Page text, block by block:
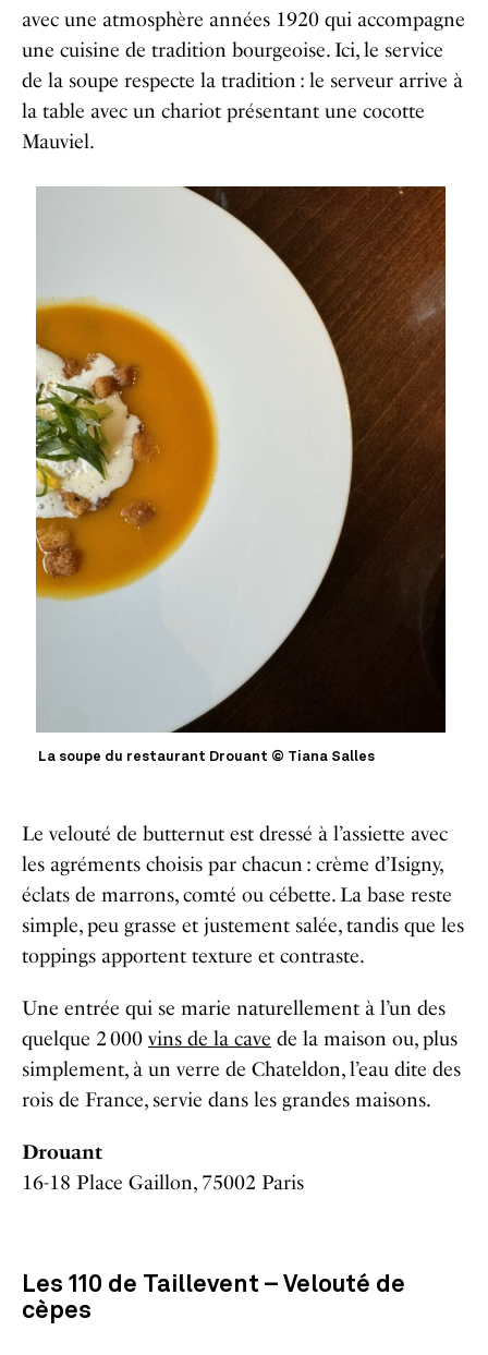
avec une atmosphère années 1920 qui accompagne
une cuisine de tradition bourgeoise. Ici, le service
de la soupe respecte la tradition : le serveur arrive à
la table avec un chariot présentant une cocotte
Mauviel.
La soupe du restaurant Drouant © Tiana Salles
Le velouté de butternut est dressé à l’assiette avec
les agréments choisis par chacun : crème d’Isigny,
éclats de marrons, comté ou cébette. La base reste
simple, peu grasse et justement salée, tandis que les
toppings apportent texture et contraste.
Une entrée qui se marie naturellement à l’un des
quelque 2 000vins de la cave de la maison ou, plus
simplement, à un verre de Chateldon, l’eau dite des
rois de France, servie dans les grandes maisons.
Drouant
16-18 Place Gaillon, 75002 Paris
Les 110 de Taillevent – Velouté de
cèpes